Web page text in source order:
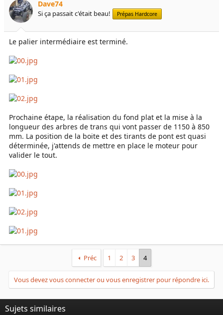
Dave74
Si ça passait c'était beau! Prépas Hardcore
Le palier intermédiaire est terminé.
Prochaine étape, la réalisation du fond plat et la mise à la
longueur des arbres de trans qui vont passer de 1150 à 850
mm. La position de la boite et des tirants de pont est quasi
déterminée, j'attends de mettre en place le moteur pour
valider le tout.
Préc 1 2 3 4
Vous devez vous connecter ou vous enregistrer pour répondre ici.
Sujets similaires